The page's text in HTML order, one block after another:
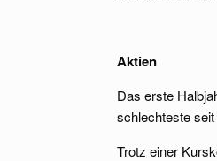
Aktien
Das erste
schlechteste seit
Trotz einer